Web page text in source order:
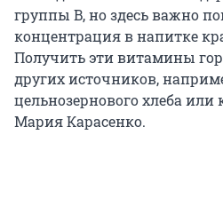
группы B, но здесь важно
концентрация в напитке
Получить эти витамины
других источников,
цельнозернового хлеба или
Мария Карасенко.